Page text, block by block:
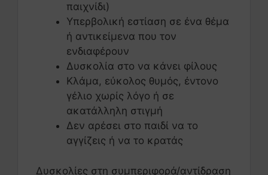
παιχνίδι)
Υπερβολική εστίαση σε ένα θέμα
ή αντικείμενα που τον
ενδιαφέρουν
Δυσκολία στο να κάνει φίλους
Κλάμα, εύκολος θυμός, έντονο
γέλιο χωρίς λόγο ή σε
ακατάλληλη στιγμή
Δεν αρέσει στο παιδί να το
αγγίζεις ή να το κρατάς
Δυσκολίες στη συμπεριφορά/αντίδραση